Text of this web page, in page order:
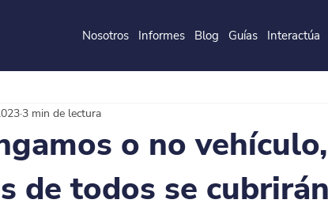
Nosotros Informes Blog Guías Interactúa
o no
de todos se cubrirán
3 min de lectura